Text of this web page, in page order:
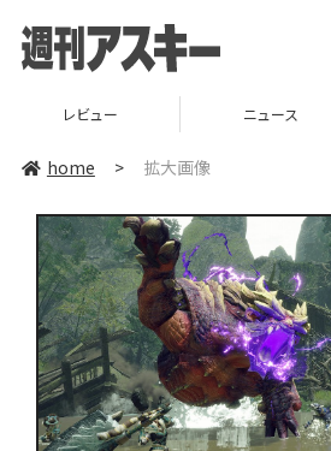
レビュー ニュース
home > 拡大画像